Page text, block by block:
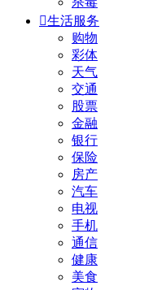
生活服务
购物
彩体
天气
交通
股票
金融
银行
保险
房产
汽车
电视
手机
通信
健康
美食